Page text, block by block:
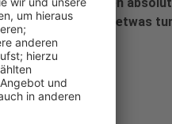
auch selbst etwas
schützen.